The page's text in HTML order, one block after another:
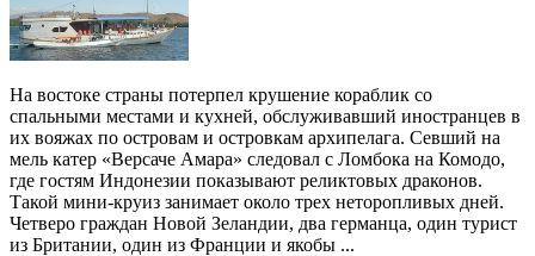
На востоке страны потерпел крушение кораблик со
спальными местами и кухней, обслуживавший иностранцев в
их вояжах по островам и островкам архипелага. Севший на
мель катер «Версаче Амара» следовал с Ломбока на Комодо,
где гостям Индонезии показывают реликтовых драконов.
Такой мини-круиз занимает около трех неторопливых дней.
Четверо граждан Новой Зеландии, два германца, один турист
из Британии, один из Франции и якобы ...